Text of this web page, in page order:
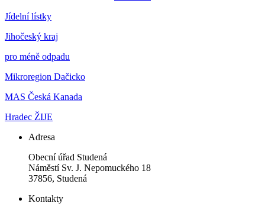
Jídelní lístky
Jihočeský kraj
pro méně odpadu
Mikroregion Dačicko
MAS Česká Kanada
Hradec ŽIJE
Adresa
Obecní úřad Studená
Náměstí Sv. J. Nepomuckého 18
37856, Studená
Kontakty